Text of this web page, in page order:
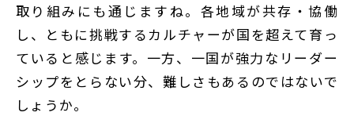
取り組みにも通じますね。各地域が共存・協働
し、ともに挑戦するカルチャーが国を超えて育っ
ていると感じます。一方、一国が強力なリーダー
シップをとらない分、難しさもあるのではないで
しょうか。